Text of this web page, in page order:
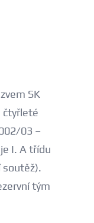
SK
čtyřleté
03 –
I. A třídu
soutěž).
tým